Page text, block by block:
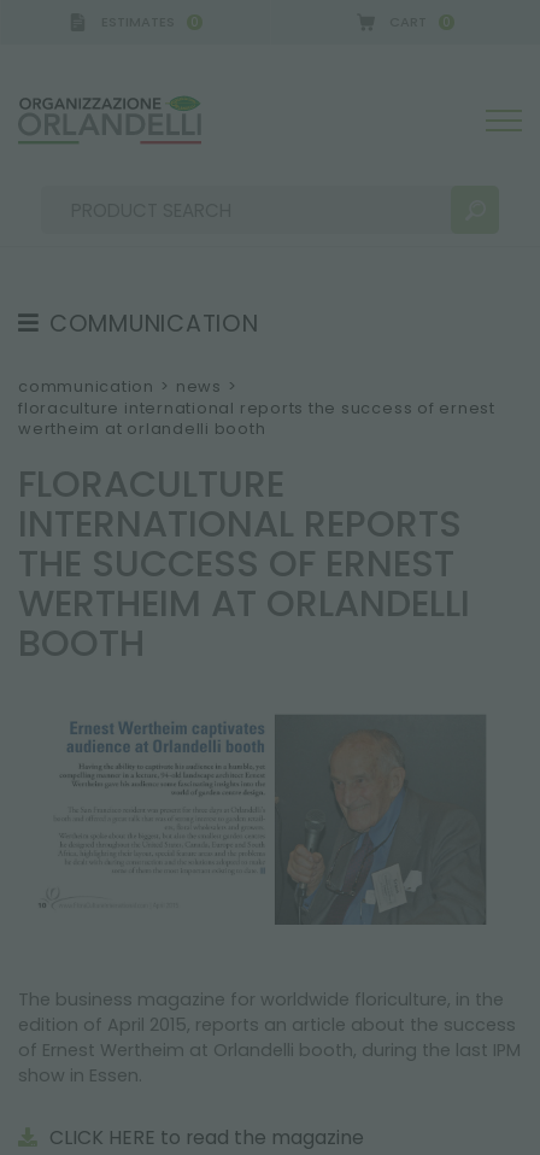
0 0
MORE RESULTS FOR YOU:
COMMUNICATION
TESTIMONIAL
NEWS
CATALOGUES
NEWSLETTER
communication > news >
floraculture international reports the success of ernest
wertheim at orlandelli booth
FLORACULTURE
INTERNATIONAL REPORTS
THE SUCCESS OF ERNEST
WERTHEIM AT ORLANDELLI
BOOTH
The business magazine for worldwide floriculture, in the
edition of April 2015, reports an article about the success
of Ernest Wertheim at Orlandelli booth, during the last IPM
show in Essen.
CLICK HERE to read the magazine